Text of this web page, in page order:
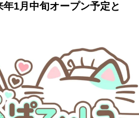
1月中旬オープン予定と